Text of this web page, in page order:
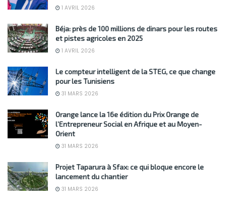
1 AVRIL 2026
Béja: près de 100 millions de dinars pour les routes
et pistes agricoles en 2025
1 AVRIL 2026
Le compteur intelligent de la STEG, ce que change
pour les Tunisiens
31 MARS 2026
Orange lance la 16e édition du Prix Orange de
l’Entrepreneur Social en Afrique et au Moyen-
Orient
31 MARS 2026
Projet Taparura à Sfax: ce qui bloque encore le
lancement du chantier
31 MARS 2026